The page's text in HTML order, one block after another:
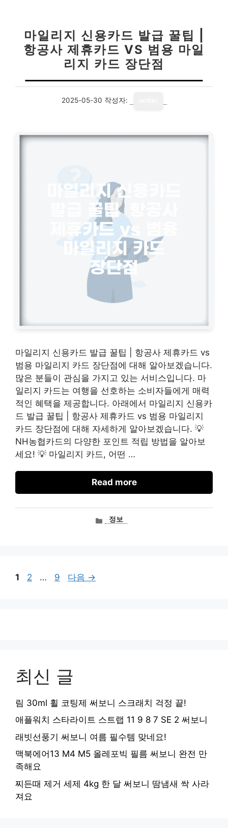
마일리지 신용카드 발급 꿀팁 |
항공사 제휴카드 VS 범용 마일
리지 카드 장단점
2025-05-30 작성자:
마일리지 신용카드 발급 꿀팁 | 항공사 제휴카드 vs
범용 마일리지 카드 장단점에 대해 알아보겠습니다.
많은 분들이 관심을 가지고 있는 서비스입니다. 마
일리지 카드는 여행을 선호하는 소비자들에게 매력
적인 혜택을 제공합니다. 아래에서 마일리지 신용카
드 발급 꿀팁 | 항공사 제휴카드 vs 범용 마일리지
카드 장단점에 대해 자세하게 알아보겠습니다. 💡
NH농협카드의 다양한 포인트 적립 방법을 알아보
세요! 💡 마일리지 카드, 어떤 …
Read more
카정보
페
1
페
2 …
페
9 다음 →
최신 글
림 30ml 휠 코팅제 써보니 스크래치 걱정 끝!
애플워치 스타라이트 스트랩 11 9 8 7 SE 2 써보니
래빗선풍기 써보니 여름 필수템 맞네요!
맥북에어13 M4 M5 올레포빅 필름 써보니 완전 만
족해요
찌든때 제거 세제 4kg 한 달 써보니 땀냄새 싹 사라
져요